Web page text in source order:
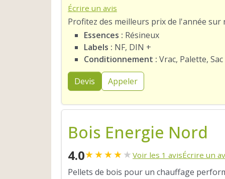
Écrire un avis
Profitez des meilleurs prix de l'année
Essences : Résineux
Labels : NF, DIN +
Conditionnement : Vrac, Palette, Sac
Devis
Appeler
Bois Energie Nord
4.0★★★★★ Voir les 1 avisÉcrire un
Pellets de bois pour un chauffage